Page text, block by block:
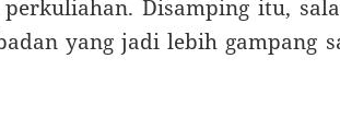
Disamping itu,
yang jadi lebih gampang